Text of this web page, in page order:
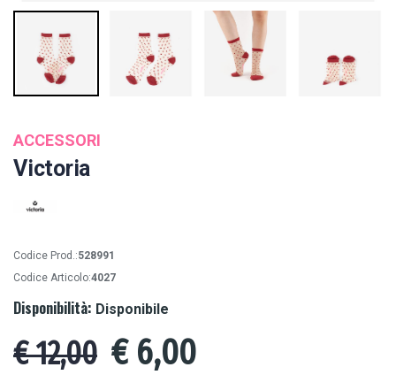
ACCESSORI
Victoria
Codice Prod.:528991
Codice Articolo:4027
Disponibilità: Disponibile
€ 12,00 € 6,00